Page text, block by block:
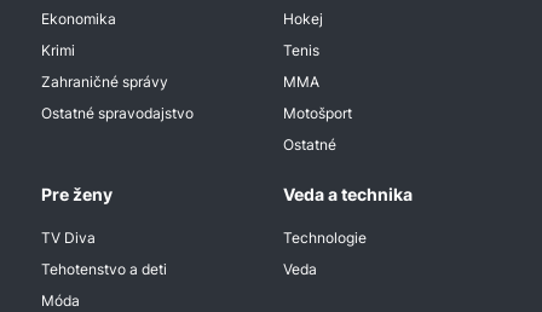
Ekonomika
Krimi
Zahraničné správy
Ostatné spravodajstvo
Hokej
Tenis
MMA
Motošport
Ostatné
Pre ženy
TV Diva
Tehotenstvo a deti
Móda
Veda a technika
Technologie
Veda